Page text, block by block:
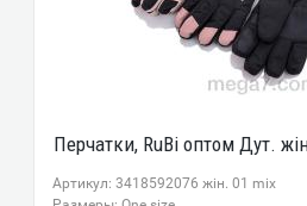
Перчатки, RuBi оптом Дут.
Артикул: 3418592076 жін. 01 mix